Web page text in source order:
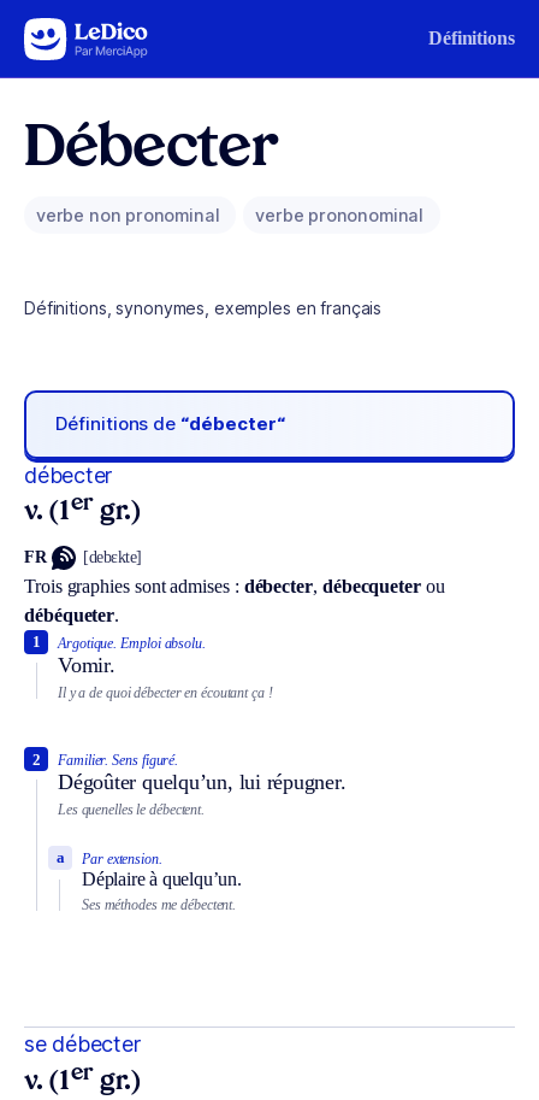
Aller au contenu Définitions
Débecter
verbe non pronominal verbe prononominal
Définitions, synonymes, exemples en français
Définitions de “débecter“
débecter
v. (1er gr.)
FR [debɛkte]
Trois graphies sont admises : débecter, débecqueter ou
débéqueter.
Argotique. Emploi absolu.
Vomir.
1
Il y a de quoi débecter en écoutant ça !
Familier. Sens figuré.
Dégoûter quelqu’un, lui répugner.
2
Les quenelles le débectent.
Par extension.
Déplaire à quelqu’un.
a
Ses méthodes me débectent.
se débecter
v. (1er gr.)